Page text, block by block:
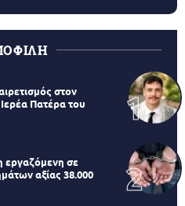
στον
Πατέρα του
εργαζόμενη σε
αξίας 38.000